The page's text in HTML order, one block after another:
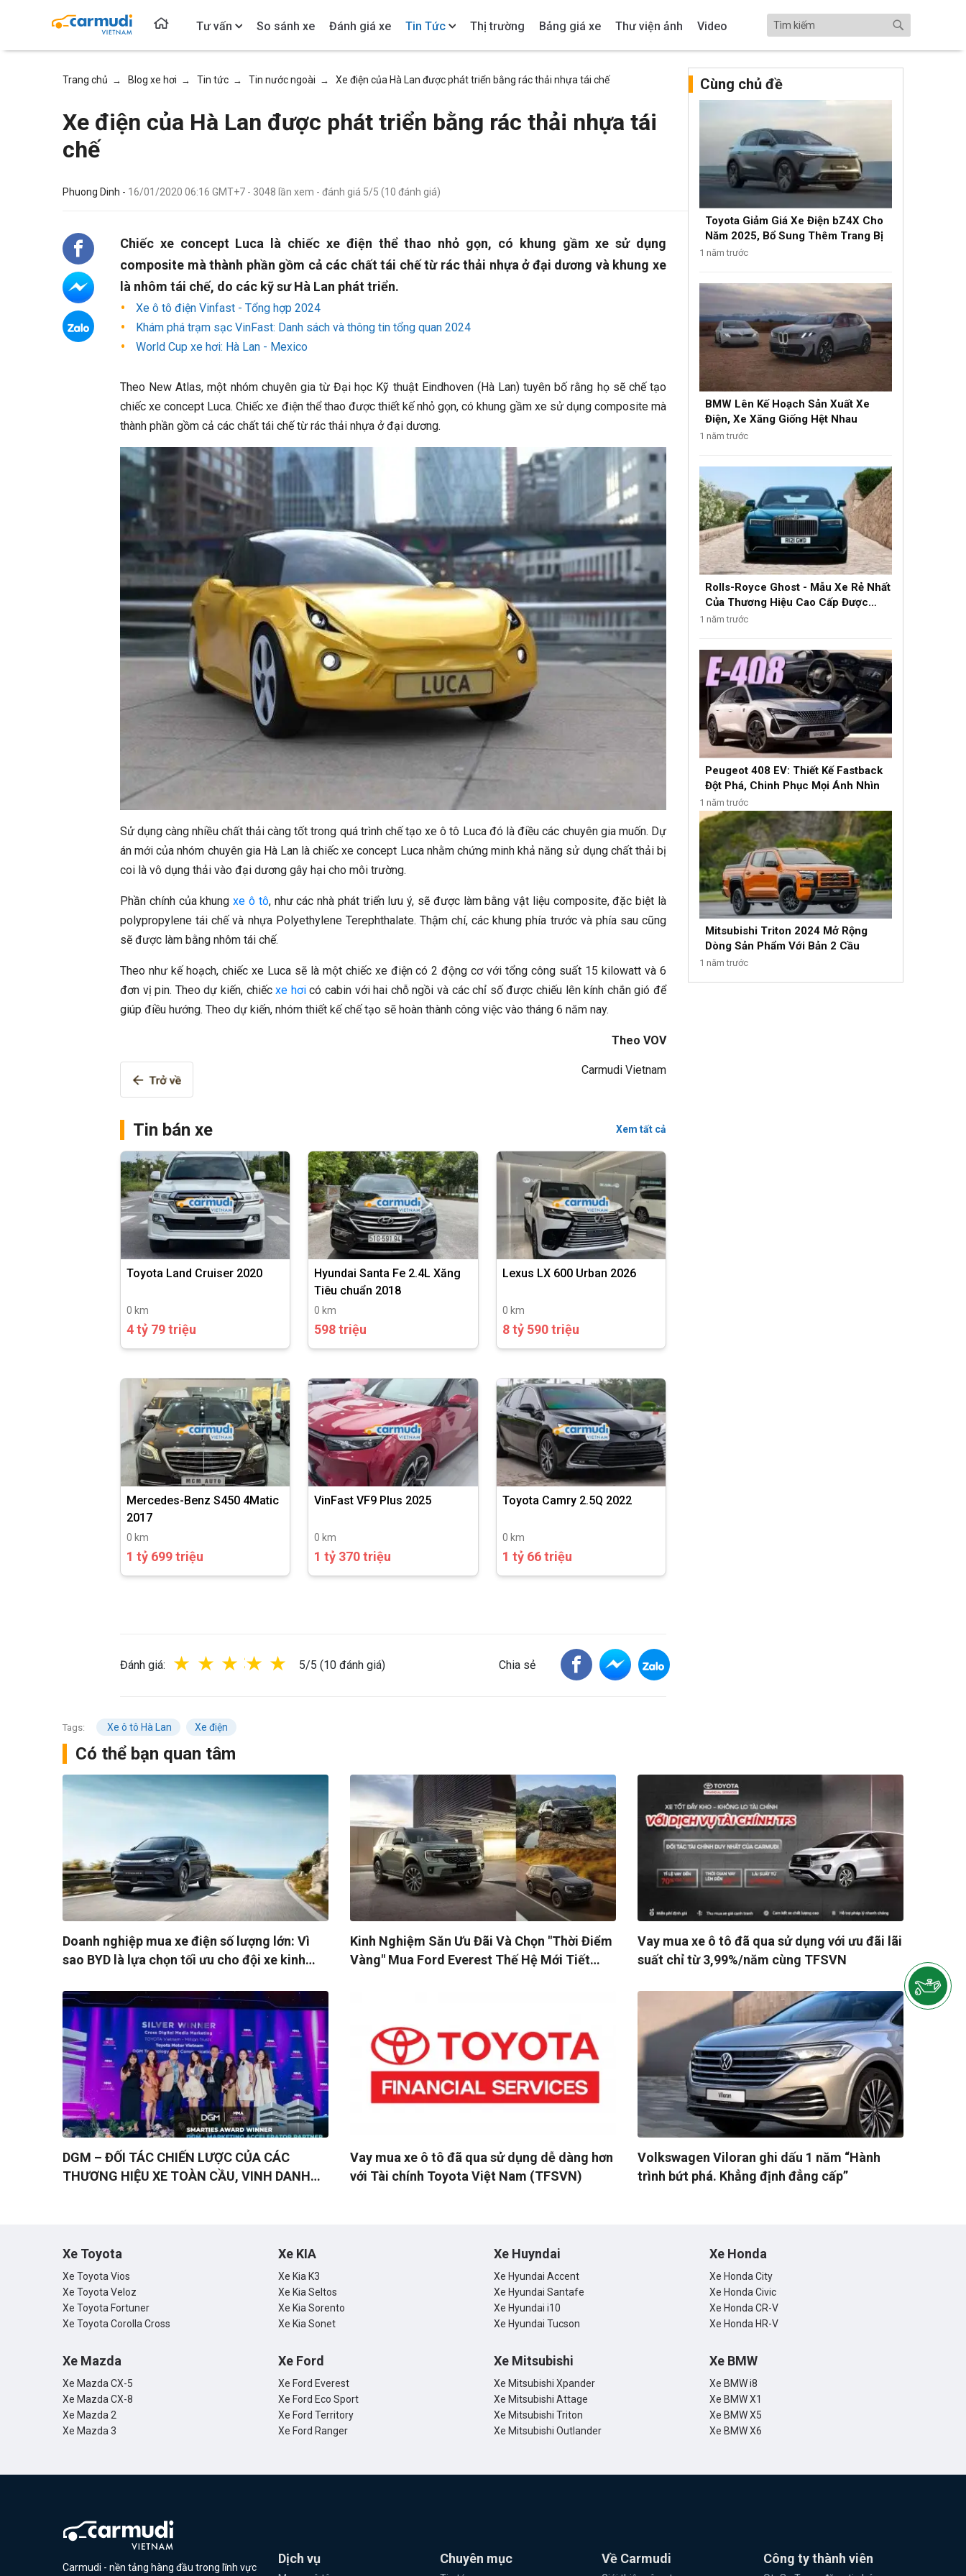
Tư vấn So sánh xe Đánh giá xe Tin Tức Thị trường Bảng giá xe Thư viện ảnh Video
Trang chủ → Blog xe hơi → Tin tức → Tin nước ngoài → Xe điện của Hà Lan được phát triển bằng rác thải nhựa tái chế
Xe điện của Hà Lan được phát triển bằng rác thải nhựa tái
chế
Phuong Dinh - 16/01/2020 06:16 GMT+7 - 3048 lần xem - đánh giá 5/5 (10 đánh giá)
Chiếc xe concept Luca là chiếc xe điện thể thao nhỏ gọn, có khung gầm xe sử dụng
composite mà thành phần gồm cả các chất tái chế từ rác thải nhựa ở đại dương và khung xe
là nhôm tái chế, do các kỹ sư Hà Lan phát triển.
Xe ô tô điện Vinfast - Tổng hợp 2024
Khám phá trạm sạc VinFast: Danh sách và thông tin tổng quan 2024
World Cup xe hơi: Hà Lan - Mexico
Theo New Atlas, một nhóm chuyên gia từ Đại học Kỹ thuật Eindhoven (Hà Lan) tuyên bố rằng họ sẽ chế tạo
chiếc xe concept Luca. Chiếc xe điện thể thao được thiết kế nhỏ gọn, có khung gầm xe sử dụng composite mà
thành phần gồm cả các chất tái chế từ rác thải nhựa ở đại dương.
Sử dụng càng nhiều chất thải càng tốt trong quá trình chế tạo xe ô tô Luca đó là điều các chuyên gia muốn. Dự
án mới của nhóm chuyên gia Hà Lan là chiếc xe concept Luca nhằm chứng minh khả năng sử dụng chất thải bị
coi là vô dụng thải vào đại dương gây hại cho môi trường.
Phần chính của khungxe ô tô, như các nhà phát triển lưu ý, sẽ được làm bằng vật liệu composite, đặc biệt là
polypropylene tái chế và nhựa Polyethylene Terephthalate. Thậm chí, các khung phía trước và phía sau cũng
sẽ được làm bằng nhôm tái chế.
Theo như kế hoạch, chiếc xe Luca sẽ là một chiếc xe điện có 2 động cơ với tổng công suất 15 kilowatt và 6
đơn vị pin. Theo dự kiến, chiếcxe hơicó cabin với hai chỗ ngồi và các chỉ số được chiếu lên kính chắn gió để
giúp điều hướng. Theo dự kiến, nhóm thiết kế chế tạo sẽ hoàn thành công việc vào tháng 6 năm nay.
Theo VOV
Carmudi Vietnam
Tin bán xe Xem tất cả
Toyota Land Cruiser 2020
0 km
4 tỷ 79 triệu
Hyundai Santa Fe 2.4L Xăng
Tiêu chuẩn 2018
0 km
598 triệu
Lexus LX 600 Urban 2026
0 km
8 tỷ 590 triệu
Mercedes-Benz S450 4Matic
2017
0 km
1 tỷ 699 triệu
VinFast VF9 Plus 2025
0 km
1 tỷ 370 triệu
Toyota Camry 2.5Q 2022
0 km
1 tỷ 66 triệu
Đánh giá: 5 stars
4 stars
3 stars
2 stars
1 star 5/5 (10 đánh giá) Chia sẻ
Tags: Xe ô tô Hà Lan Xe điện
Cùng chủ đề
Toyota Giảm Giá Xe Điện bZ4X Cho
Năm 2025, Bổ Sung Thêm Trang Bị
1 năm trước
BMW Lên Kế Hoạch Sản Xuất Xe
Điện, Xe Xăng Giống Hệt Nhau
1 năm trước
Rolls-Royce Ghost - Mẫu Xe Rẻ Nhất
Của Thương Hiệu Cao Cấp Được
Nâng Cấp
1 năm trước
Peugeot 408 EV: Thiết Kế Fastback
Đột Phá, Chinh Phục Mọi Ánh Nhìn
1 năm trước
Mitsubishi Triton 2024 Mở Rộng
Dòng Sản Phẩm Với Bản 2 Cầu
1 năm trước
Có thể bạn quan tâm
Doanh nghiệp mua xe điện số lượng lớn: Vì
sao BYD là lựa chọn tối ưu cho đội xe kinh
Kinh Nghiệm Săn Ưu Đãi Và Chọn "Thời Điểm
Vàng" Mua Ford Everest Thế Hệ Mới Tiết
Vay mua xe ô tô đã qua sử dụng với ưu đãi lãi
suất chỉ từ 3,99%/năm cùng TFSVN
DGM – ĐỐI TÁC CHIẾN LƯỢC CỦA CÁC
THƯƠNG HIỆU XE TOÀN CẦU, VINH DANH
Vay mua xe ô tô đã qua sử dụng dễ dàng hơn
với Tài chính Toyota Việt Nam (TFSVN)
Volkswagen Viloran ghi dấu 1 năm “Hành
trình bứt phá. Khẳng định đẳng cấp”
Xe Toyota
Xe Toyota Vios
Xe Toyota Veloz
Xe Toyota Fortuner
Xe Toyota Corolla Cross
Xe KIA
Xe Kia K3
Xe Kia Seltos
Xe Kia Sorento
Xe Kia Sonet
Xe Huyndai
Xe Hyundai Accent
Xe Hyundai Santafe
Xe Hyundai i10
Xe Hyundai Tucson
Xe Honda
Xe Honda City
Xe Honda Civic
Xe Honda CR-V
Xe Honda HR-V
Xe Mazda
Xe Mazda CX-5
Xe Mazda CX-8
Xe Mazda 2
Xe Mazda 3
Xe Ford
Xe Ford Everest
Xe Ford Eco Sport
Xe Ford Territory
Xe Ford Ranger
Xe Mitsubishi
Xe Mitsubishi Xpander
Xe Mitsubishi Attage
Xe Mitsubishi Triton
Xe Mitsubishi Outlander
Xe BMW
Xe BMW i8
Xe BMW X1
Xe BMW X5
Xe BMW X6
Carmudi - nền tảng hàng đầu trong lĩnh vực
Dịch vụ Chuyên mục Về Carmudi Công ty thành viên